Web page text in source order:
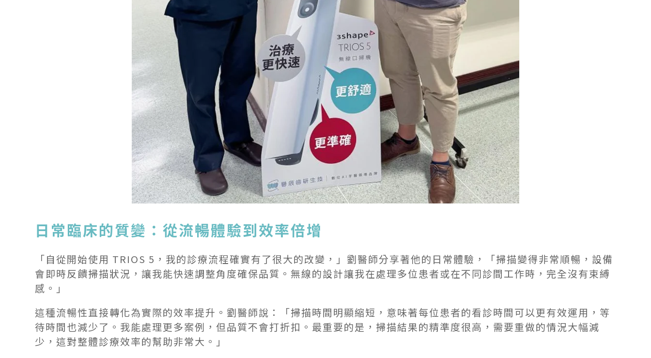
日常臨床的質變：從流暢體驗到效率倍增
「自從開始使用 TRIOS 5，我的診療流程確實有了很大的改變，」劉醫師分享著他的日常體驗，「掃描變得非常順暢，設備
會即時反饋掃描狀況，讓我能快速調整角度確保品質。無線的設計讓我在處理多位患者或在不同診間工作時，完全沒有束縛
感。」
這種流暢性直接轉化為實際的效率提升。劉醫師說：「掃描時間明顯縮短，意味著每位患者的看診時間可以更有效運用，等
待時間也減少了。我能處理更多案例，但品質不會打折扣。最重要的是，掃描結果的精準度很高，需要重做的情況大幅減
少，這對整體診療效率的幫助非常大。」